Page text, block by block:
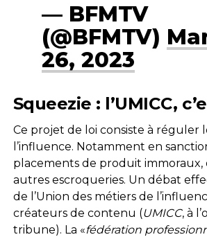
— BFMTV
(@BFMTV)
26, 2023
Squeezie : l’UMICC,
Ce projet de loi consiste à réguler
l’influence. Notamment en
placements de produit
autres escroqueries. Un débat
de l’Union des métiers de
créateurs de contenu (UMICC, à
tribune). La «fédération